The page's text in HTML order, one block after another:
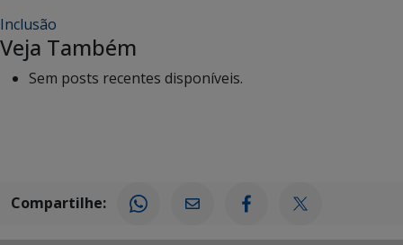
Inclusão
Veja Também
Sem posts recentes disponíveis.
Compartilhe: